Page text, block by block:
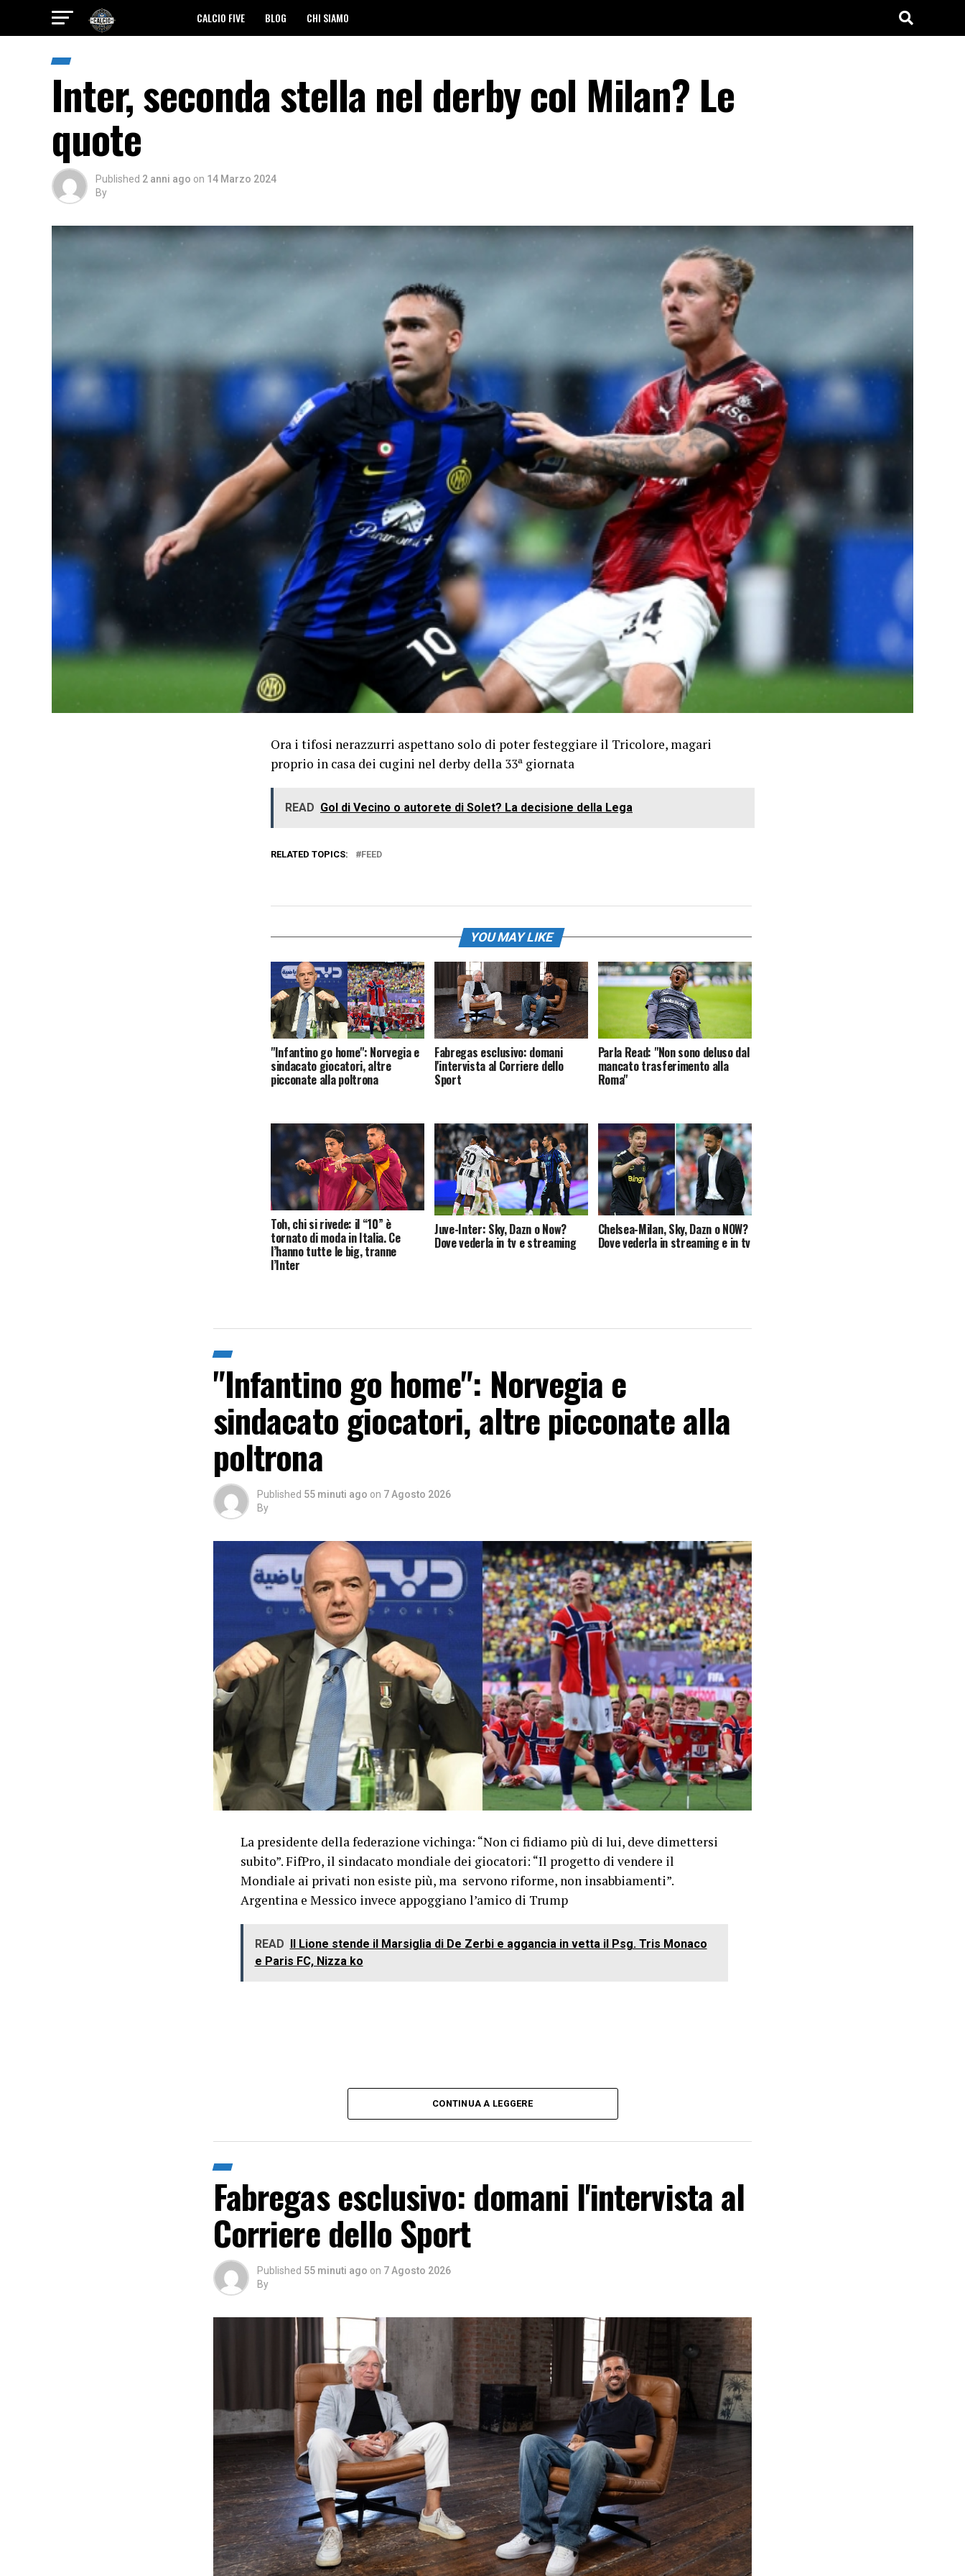
CALCIO FIVE BLOG CHI SIAMO
Inter, seconda stella nel derby col Milan? Le
quote
Published 2 anni ago on 14 Marzo 2024
By
Ora i tifosi nerazzurri aspettano solo di poter festeggiare il Tricolore, magari
proprio in casa dei cugini nel derby della 33ª giornata
READ Gol di Vecino o autorete di Solet? La decisione della Lega
RELATED TOPICS: FEED
YOU MAY LIKE
"Infantino go home": Norvegia e
sindacato giocatori, altre
picconate alla poltrona
Fabregas esclusivo: domani
l'intervista al Corriere dello
Sport
Parla Read: "Non sono deluso dal
mancato trasferimento alla
Roma"
Toh, chi si rivede: il “10” è
tornato di moda in Italia. Ce
l’hanno tutte le big, tranne
l’Inter
Juve-Inter: Sky, Dazn o Now?
Dove vederla in tv e streaming
Chelsea-Milan, Sky, Dazn o NOW?
Dove vederla in streaming e in tv
"Infantino go home": Norvegia e
sindacato giocatori, altre picconate alla
poltrona
Published 55 minuti ago on 7 Agosto 2026
By
La presidente della federazione vichinga: “Non ci fidiamo più di lui, deve dimettersi
subito”. FifPro, il sindacato mondiale dei giocatori: “Il progetto di vendere il
Mondiale ai privati non esiste più, ma servono riforme, non insabbiamenti”.
Argentina e Messico invece appoggiano l’amico di Trump
READ Il Lione stende il Marsiglia di De Zerbi e aggancia in vetta il Psg. Tris Monaco
e Paris FC, Nizza ko
CONTINUA A LEGGERE
Fabregas esclusivo: domani l'intervista al
Corriere dello Sport
Published 55 minuti ago on 7 Agosto 2026
By